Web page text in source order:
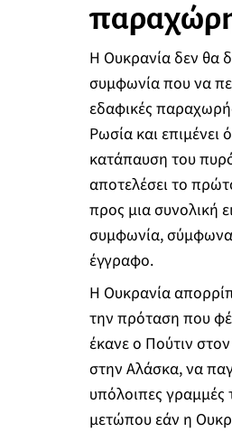
Η Ουκρανία δεν θα
συμφωνία που να
εδαφικές
Ρωσία και επιμένει
κατάπαυση του
αποτελέσει το
προς μια συνολική
συμφωνία,
έγγραφο.
Η Ουκρανία
την πρόταση που
έκανε ο Πούτιν
στην Αλάσκα, να
υπόλοιπες γραμμές
μετώπου εάν η